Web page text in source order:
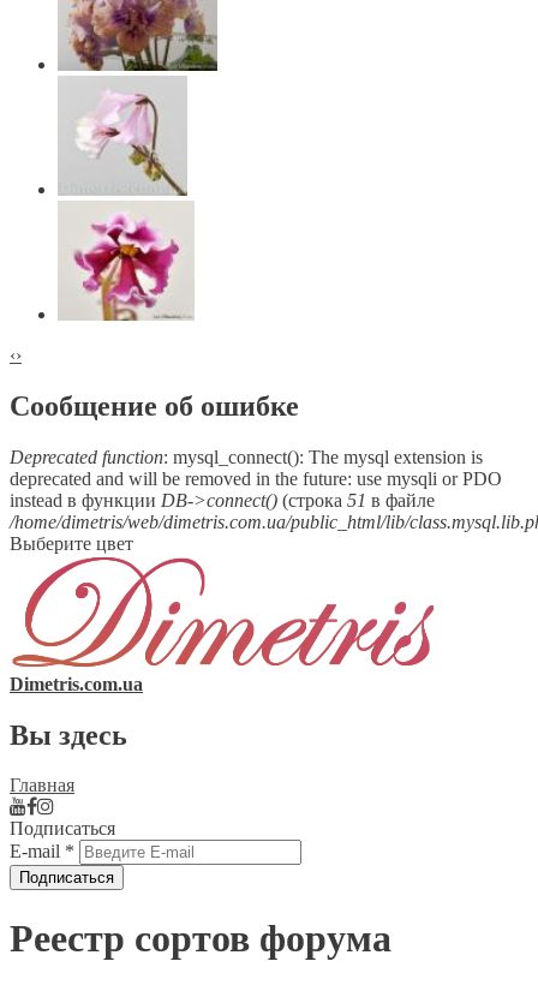
‹›
Сообщение об ошибке
Deprecated function: mysql_connect(): The mysql extension is
deprecated and will be removed in the future: use mysqli or PDO
instead в функции DB->connect() (строка 51 в файле
/home/dimetris/web/dimetris.com.ua/public_html/lib/
Выберите цвет
Dimetris.com.ua
Вы здесь
Главная
Подписаться
E-mail *
Реестр сортов форума